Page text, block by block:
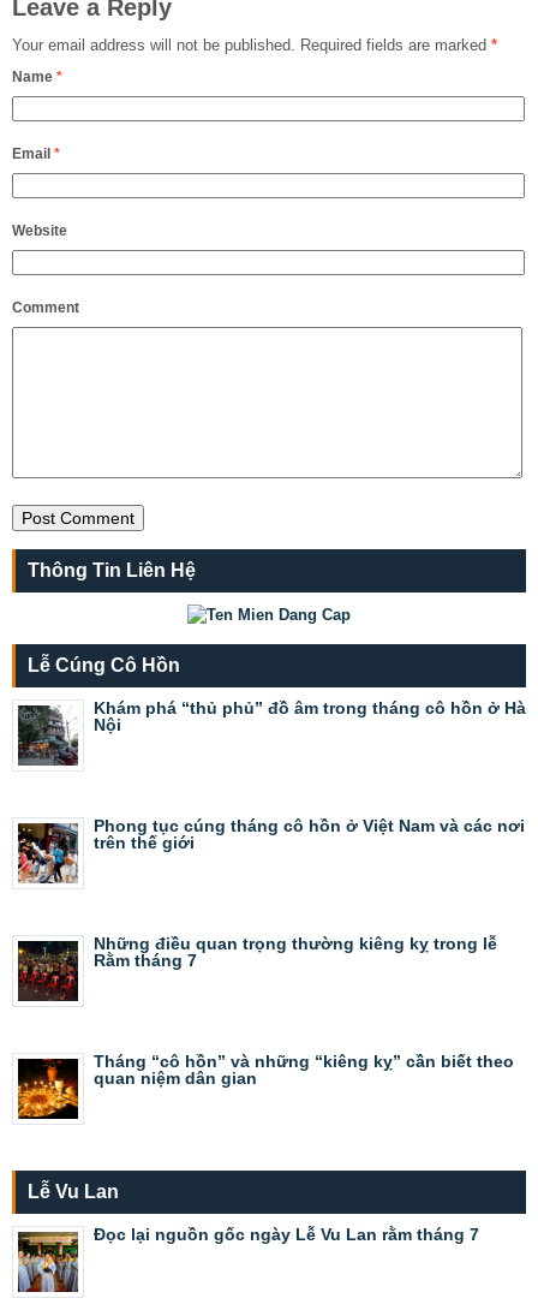
Leave a Reply
Your email address will not be published. Required fields are marked *
Name *
Email *
Website
Comment
Thông Tin Liên Hệ
Lễ Cúng Cô Hồn
Khám phá “thủ phủ” đồ âm trong tháng cô hồn ở Hà
Nội
Phong tục cúng tháng cô hồn ở Việt Nam và các nơi
trên thế giới
Những điều quan trọng thường kiêng kỵ trong lễ
Rằm tháng 7
Tháng “cô hồn” và những “kiêng kỵ” cần biết theo
quan niệm dân gian
Lễ Vu Lan
Đọc lại nguồn gốc ngày Lễ Vu Lan rằm tháng 7